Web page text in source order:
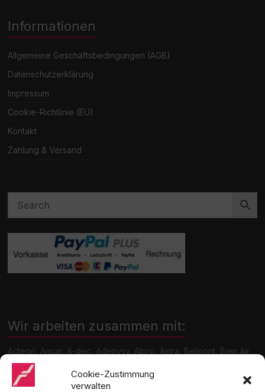
Cookie-Zustimmung
verwalten
Informationen
Allgemeine Geschäftsbedingungen (AGB)
Datenschutzerklärung
Impressum
Cookie-Richtlinie (EU)
Kontakt
Zahlung & Versand
Wir arbeiten zusammen mit:
Acteon, Ancar, A-dec, Adenysy, Alpro, Astra, Belmont, Bien Air,
Cattani, Chirana, DCI, Dürr, ETI, Euronda, Faro, Gcomm, KaVo,
Medentex, Melag, Midmark, Metasys, MK-Dent, NSK, Ophardt
Hygiene, Ritter, Satelec, Scican, TKD, Velopex, u.v.m